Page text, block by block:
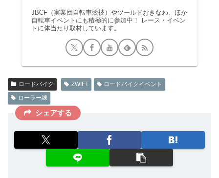
JBCF（実業団自転車競技）やツールドおきなわ、ほか
自転車イベントにも積極的に参加中！ レース・イベン
トに体当たり取材しています。
ロードバイク ZWIFT
ロードバイクイベント
ローラー練
シェアする